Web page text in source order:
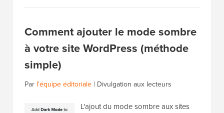
Comment ajouter le mode sombre
à votre site WordPress (méthode
simple)
Par l'équipe éditoriale | Divulgation aux lecteurs
L'ajout du mode sombre aux sites